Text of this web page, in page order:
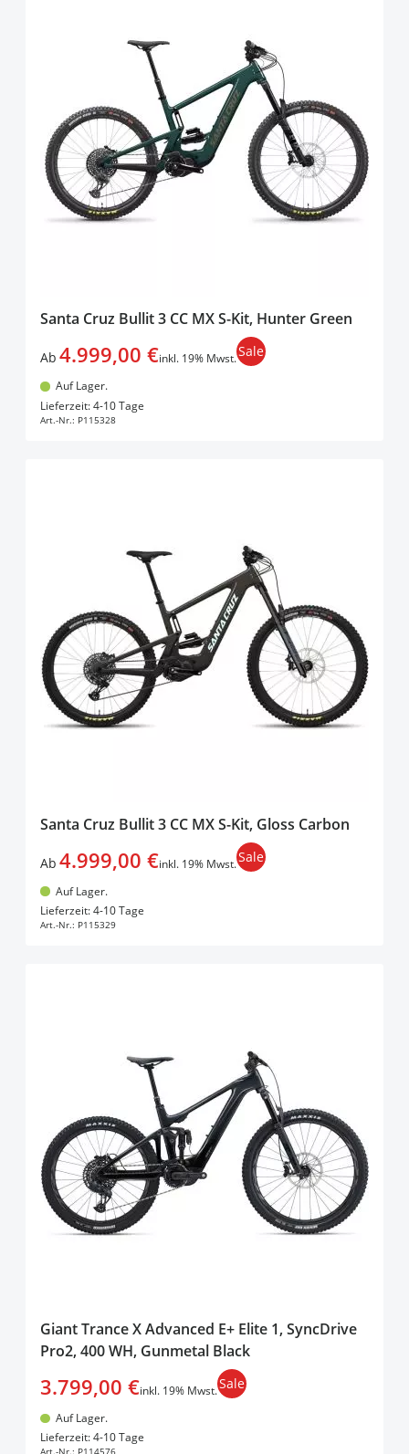
Santa Cruz Bullit 3 CC MX S-Kit, Hunter Green
Ab 4.999,00 €inkl. 19% Mwst.Sale
Auf Lager.
Lieferzeit: 4-10 Tage
Art.-Nr.: P115328
Santa Cruz Bullit 3 CC MX S-Kit, Gloss Carbon
Ab 4.999,00 €inkl. 19% Mwst.Sale
Auf Lager.
Lieferzeit: 4-10 Tage
Art.-Nr.: P115329
Giant Trance X Advanced E+ Elite 1, SyncDrive
Pro2, 400 WH, Gunmetal Black
3.799,00 €inkl. 19% Mwst.Sale
Auf Lager.
Lieferzeit: 4-10 Tage